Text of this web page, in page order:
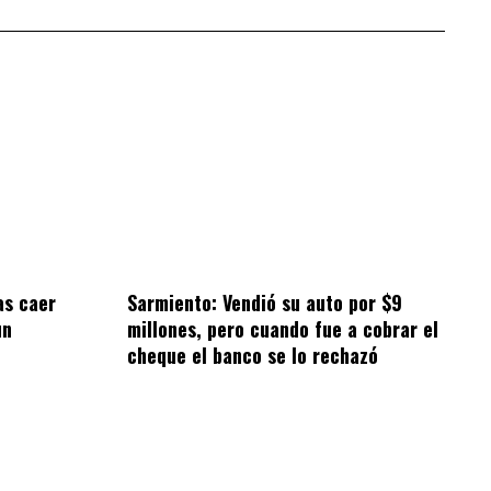
caer
Sarmiento: Vendió su auto por $9
millones, pero cuando fue a cobrar el
cheque el banco se lo rechazó